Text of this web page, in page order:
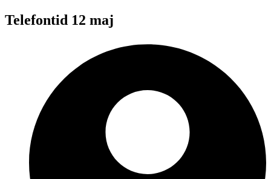
Telefontid 12 maj